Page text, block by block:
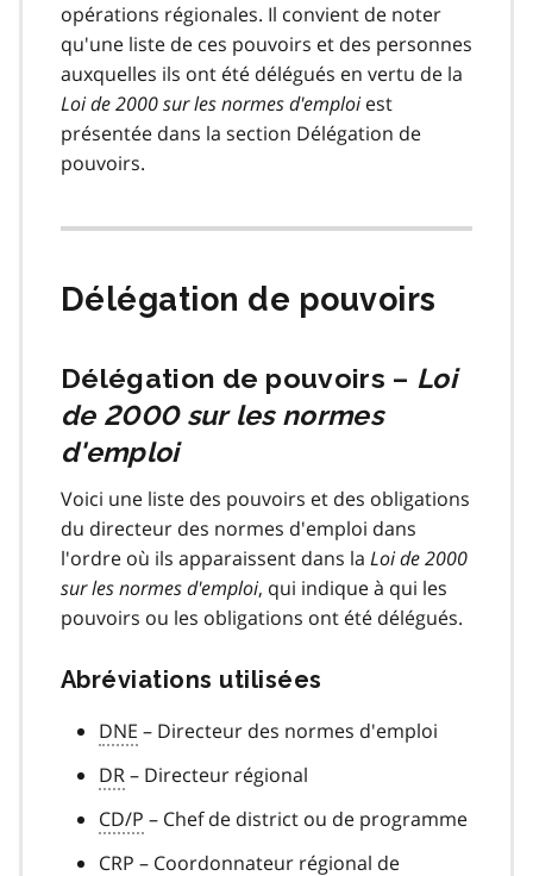
opérations régionales. Il convient de noter
qu'une liste de ces pouvoirs et des personnes
auxquelles ils ont été délégués en vertu de la
Loi de 2000 sur les normes d'emploiest
présentée dans la section Délégation de
pouvoirs.
Délégation de pouvoirs
Délégation de pouvoirs – Loi
de 2000 sur les normes
d'emploi
Voici une liste des pouvoirs et des obligations
du directeur des normes d'emploi dans
l'ordre où ils apparaissent dans la Loi de 2000
sur les normes d'emploi, qui indique à qui les
pouvoirs ou les obligations ont été délégués.
Abréviations utilisées
DNE – Directeur des normes d'emploi
DR– Directeur régional
CD/P – Chef de district ou de programme
CRP – Coordonnateur régional de